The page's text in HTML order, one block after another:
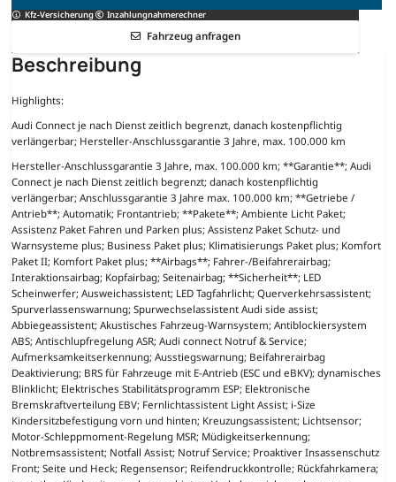
Kfz-Versicherung Inzahlungnahmerechner
Fahrzeug anfragen
Beschreibung
Highlights:
Audi Connect je nach Dienst zeitlich begrenzt, danach kostenpflichtig
verlängerbar; Hersteller-Anschlussgarantie 3 Jahre, max. 100.000 km
Hersteller-Anschlussgarantie 3 Jahre, max. 100.000 km; **Garantie**; Audi
Connect je nach Dienst zeitlich begrenzt; danach kostenpflichtig
verlängerbar; Anschlussgarantie 3 Jahre max. 100.000 km; **Getriebe /
Antrieb**; Automatik; Frontantrieb; **Pakete**; Ambiente Licht Paket;
Assistenz Paket Fahren und Parken plus; Assistenz Paket Schutz- und
Warnsysteme plus; Business Paket plus; Klimatisierungs Paket plus; Komfort
Paket II; Komfort Paket plus; **Airbags**; Fahrer-/Beifahrerairbag;
Interaktionsairbag; Kopfairbag; Seitenairbag; **Sicherheit**; LED
Scheinwerfer; Ausweichassistent; LED Tagfahrlicht; Querverkehrsassistent;
Spurverlassenswarnung; Spurwechselassistent Audi side assist;
Abbiegeassistent; Akustisches Fahrzeug-Warnsystem; Antiblockiersystem
ABS; Antischlupfregelung ASR; Audi connect Notruf & Service;
Aufmerksamkeitserkennung; Ausstiegswarnung; Beifahrerairbag
Deaktivierung; BRS für Fahrzeuge mit E-Antrieb (ESC und eBKV); dynamisches
Blinklicht; Elektrisches Stabilitätsprogramm ESP; Elektronische
Bremskraftverteilung EBV; Fernlichtassistent Light Assist; i-Size
Kindersitzbefestigung vorn und hinten; Kreuzungsassistent; Lichtsensor;
Motor-Schleppmoment-Regelung MSR; Müdigkeitserkennung;
Notbremsassistent; Notfall Assist; Notruf Service; Proaktiver Insassenschutz
Front; Seite und Heck; Regensensor; Reifendruckkontrolle; Rückfahrkamera;